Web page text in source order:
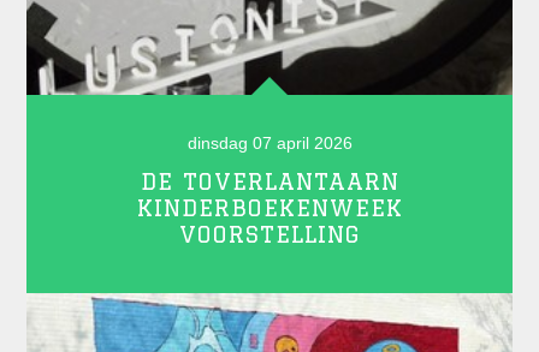
dinsdag 07 april 2026
DE TOVERLANTAARN
KINDERBOEKENWEEK
VOORSTELLING